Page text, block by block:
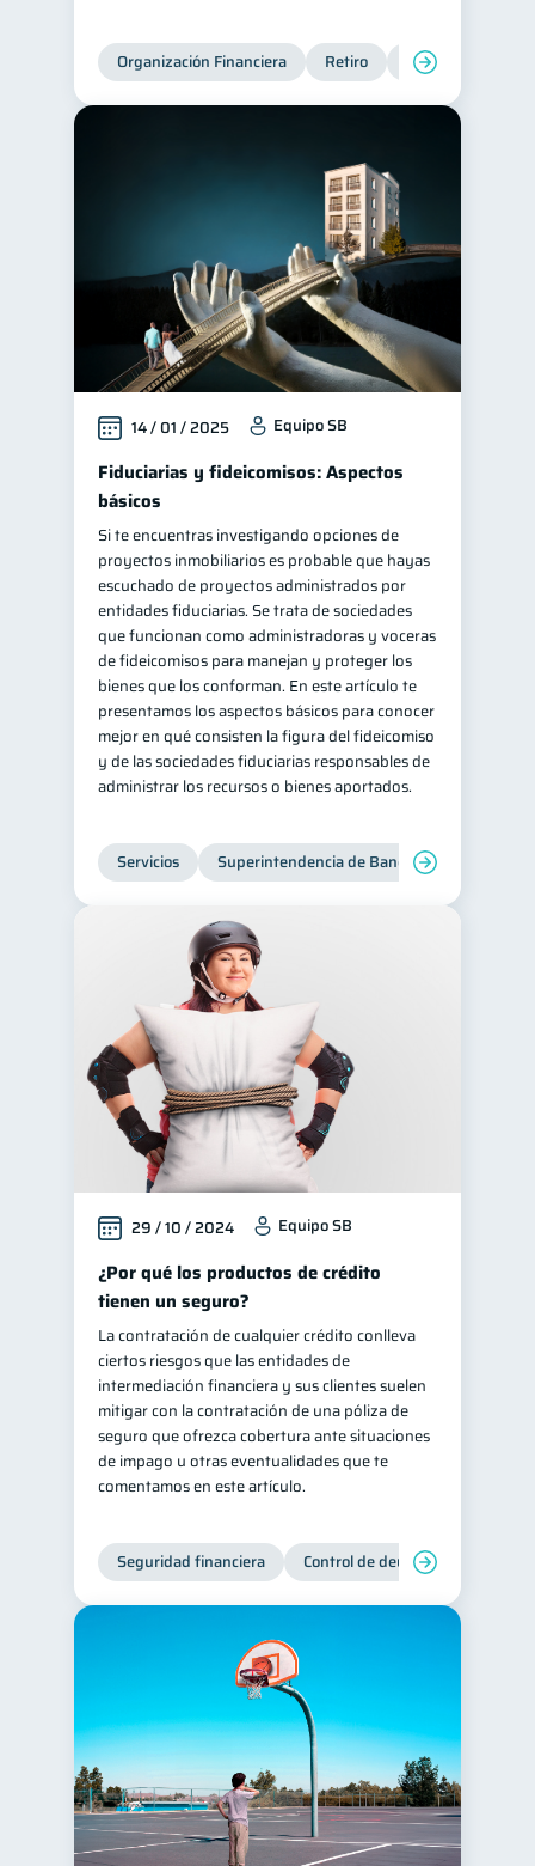
Organización Financiera Retiro Cuenta
14 / 01 / 2025 Equipo SB
Fiduciarias y fideicomisos: Aspectos
básicos
Si te encuentras investigando opciones de
proyectos inmobiliarios es probable que hayas
escuchado de proyectos administrados por
entidades fiduciarias. Se trata de sociedades
que funcionan como administradoras y voceras
de fideicomisos para manejan y proteger los
bienes que los conforman. En este artículo te
presentamos los aspectos básicos para conocer
mejor en qué consisten la figura del fideicomiso
y de las sociedades fiduciarias responsables de
administrar los recursos o bienes aportados.
Servicios Superintendencia de Bancos
29 / 10 / 2024 Equipo SB
¿Por qué los productos de crédito
tienen un seguro?
La contratación de cualquier crédito conlleva
ciertos riesgos que las entidades de
intermediación financiera y sus clientes suelen
mitigar con la contratación de una póliza de
seguro que ofrezca cobertura ante situaciones
de impago u otras eventualidades que te
comentamos en este artículo.
Seguridad financiera Control de deudas